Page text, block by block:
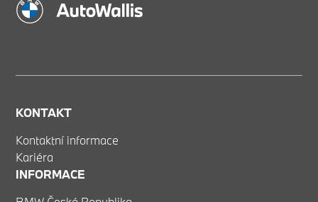
KONTAKT
Kontaktní informace
Kariéra
INFORMACE